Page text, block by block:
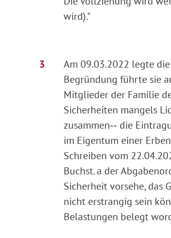
wird)."
Am 09.03.2022 legte
Begründung führte sie
Mitglieder der Familie
Sicherheiten mangels
zusammen‑‑ die
im Eigentum einer
Schreiben vom
Buchst. a der
Sicherheit vorsehe, das
nicht erstrangig sein
Belastungen belegt